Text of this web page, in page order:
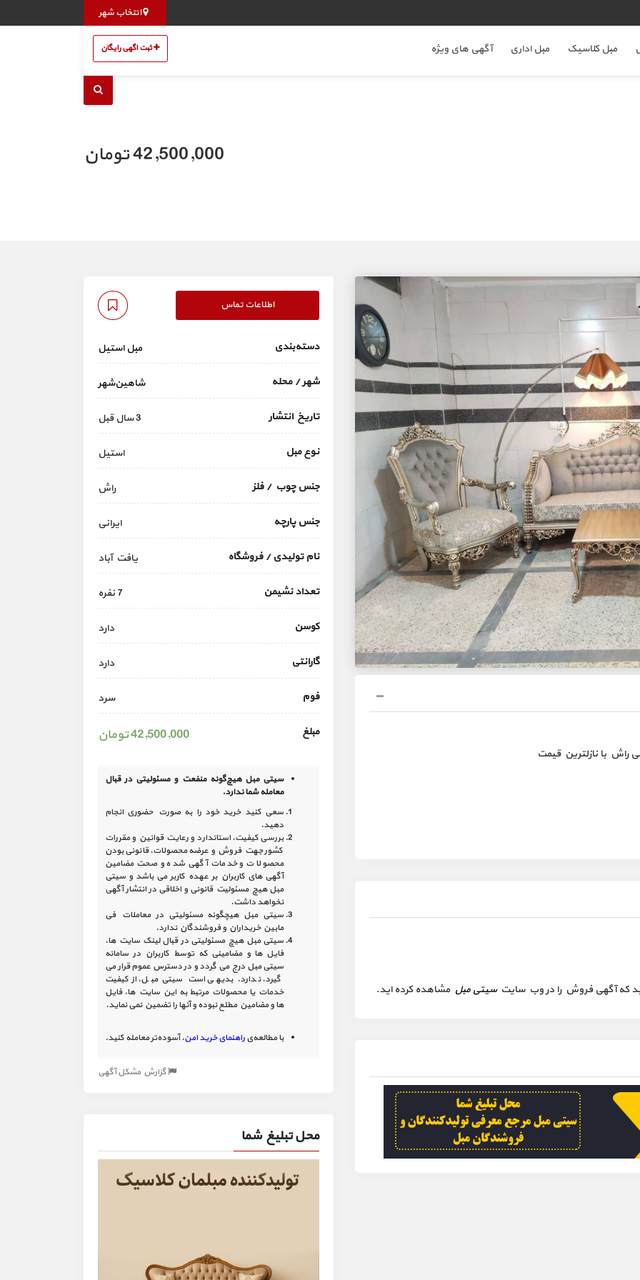
انتخاب شهر
مبل کلاسیک مبل اداری آگهی های ویژه ثبت اگهی رایگان
42,500,000 تومان
راش با نازلترین قیمت
کنید که آگهی فروش را در وب سایتسیتی مبل مشاهده کرده اید.
اطلاعات تماس
دسته‌بندی مبل استیل
شهر / محله شاهین‌شهر
تاریخ انتشار 3 سال قبل
نوع مبل استیل
جنس چوب / فلز راش
جنس پارچه ایرانی
نام تولیدی / فروشگاه یافت آباد
تعداد نشیمن 7 نفره
کوسن دارد
گارانتی دارد
فوم سرد
مبلغ 42,500,000 تومان
سیتی مبل هیچ‌گونه منفعت و مسئولیتی درقبال
معامله شما ندارد.
سعی کنید خرید خود را به صورت حضوری انجام
دهید.
بررسی کیفیت، استاندارد و رعایت قوانین و مقررات
کشور جهت فروش و عرضه محصولات، قانونی بودن
محصولات و خدمات آگهی شده و صحت مضامین
آگهی‏ های کاربران بر عهده کاربر می باشد و سیتی
مبل هیچ مسئولیت قانونی و اخلاقی در انتشار آگهی
نخواهد داشت.
سیتی مبل هیچگونه مسئولیتی در معاملات فی
مابین خریداران و فروشندگان ندارد.
سیتی مبل هیچ مسئولیتی در قبال لینک‏ سایت ‏ها،
فایل ‏ها و مضامینی که توسط کاربران در سامانه‏
سیتی مبل درج می گردد و در دسترس عموم قرار می
گیرد، ندارد. بدیهی است سیتی مبل، از کیفیت
خدمات یا محصولات مرتبط به این سایت‏ ها، فایل
ها و مضامین مطلع نبوده و آنها را تضمین نمی نماید.
با مطالعه‌یراهنمای خرید امن، آسوده‌تر معامله کنید.
گزارش مشکل آگهی
محل تبلیغ شما